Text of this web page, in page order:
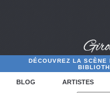
DÉCOUVREZ LA
BLOG ARTISTES